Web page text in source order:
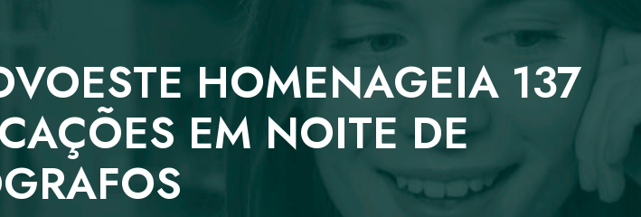
HOMENAGEIA 137
EM NOITE DE